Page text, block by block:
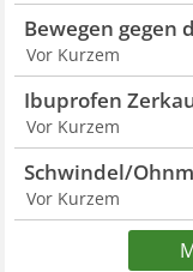
Bewegen gegen
Vor Kurzem
Ibuprofen
Vor Kurzem
Schwindel/
Vor Kurzem